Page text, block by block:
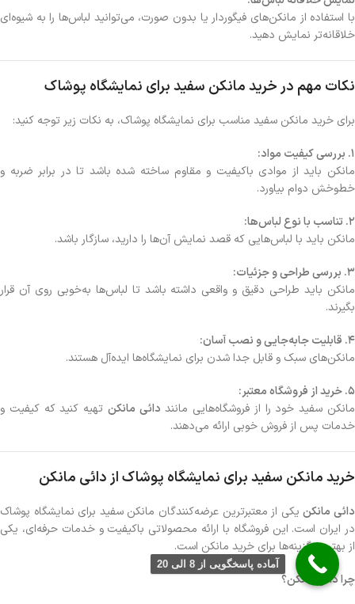
با استفاده از مانکن‌های فیگوردار یا بدون صورت، می‌توانید لباس‌ها را به شیوه‌ای
خلاقانه‌تر نمایش دهید.
نکات مهم در خرید مانکن سفید برای نمایشگاه پوشاک
برای خرید مانکن سفید مناسب برای نمایشگاه پوشاک، به نکات زیر توجه کنید:
1. بررسی کیفیت مواد:
مانکن باید از موادی باکیفیت و مقاوم ساخته شده باشد تا در برابر ضربه و
خط‌وخش دوام بیاورد.
2. تناسب با نوع لباس‌ها:
مانکن باید با لباس‌هایی که قصد نمایش آن‌ها را دارید، سازگار باشد.
3. بررسی طراحی و جزئیات:
مانکن باید طراحی دقیق و واقعی داشته باشد تا لباس‌ها به‌خوبی روی آن قرار
بگیرند.
4. قابلیت جابه‌جایی و نصب آسان:
مانکن‌های سبک و قابل جدا شدن برای نمایشگاه‌ها ایده‌آل هستند.
5. خرید از فروشگاه معتبر:
مانکن سفید خود را از فروشگاه‌هایی مانند دائی مانکن تهیه کنید که کیفیت و
خدمات پس از فروش خوبی ارائه می‌دهند.
خرید مانکن سفید برای نمایشگاه پوشاک از دائی مانکن
دائی مانکنیکی از معتبرترین عرضه‌کنندگان مانکن سفید برای نمایشگاه پوشاک
در ایران است. این فروشگاه با ارائه محصولاتی باکیفیت و خدمات حرفه‌ای، یکی
از بهترین گزینه‌ها برای خرید مانکن است.
چرا دائی مانکن؟
آماده پاسخگویی از 8 الی 20